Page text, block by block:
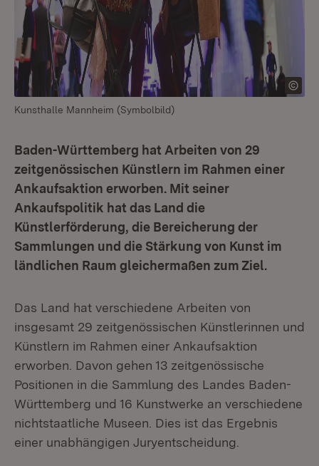
Kunsthalle Mannheim (Symbolbild)
Baden-Württemberg hat Arbeiten von 29
zeitgenössischen Künstlern im Rahmen einer
Ankaufsaktion erworben. Mit seiner
Ankaufspolitik hat das Land die
Künstlerförderung, die Bereicherung der
Sammlungen und die Stärkung von Kunst im
ländlichen Raum gleichermaßen zum Ziel.
Das Land hat verschiedene Arbeiten von
insgesamt 29 zeitgenössischen Künstlerinnen und
Künstlern im Rahmen einer Ankaufsaktion
erworben. Davon gehen 13 zeitgenössische
Positionen in die Sammlung des Landes Baden-
Württemberg und 16 Kunstwerke an verschiedene
nichtstaatliche Museen. Dies ist das Ergebnis
einer unabhängigen Juryentscheidung.